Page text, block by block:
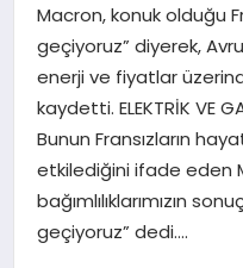
SAĞLIK
SPOR
TEKNOLOJI
YAŞAM
Macron, konuk olduğu
geçiyoruz” diyerek,
enerji ve fiyatlar
kaydetti. ELEKTRİK VE
Bunun Fransızların
etkilediğini ifade eden
bağımlılıklarımızın
geçiyoruz” dedi….